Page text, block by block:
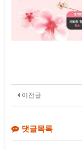
이전글
댓글목록